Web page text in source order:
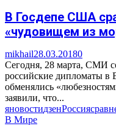
В Госдепе США
«чудовищем из
mikhail28.03.20180
Сегодня, 28 марта, СМИ
российские дипломаты в
обменялись
заявили, что...
яновостидзенРоссия
В Мире